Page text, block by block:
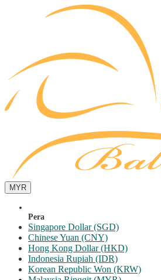
MYR
Pera
Singapore Dollar (SGD)
Chinese Yuan (CNY)
Hong Kong Dollar (HKD)
Indonesia Rupiah (IDR)
Korean Republic Won (KRW)